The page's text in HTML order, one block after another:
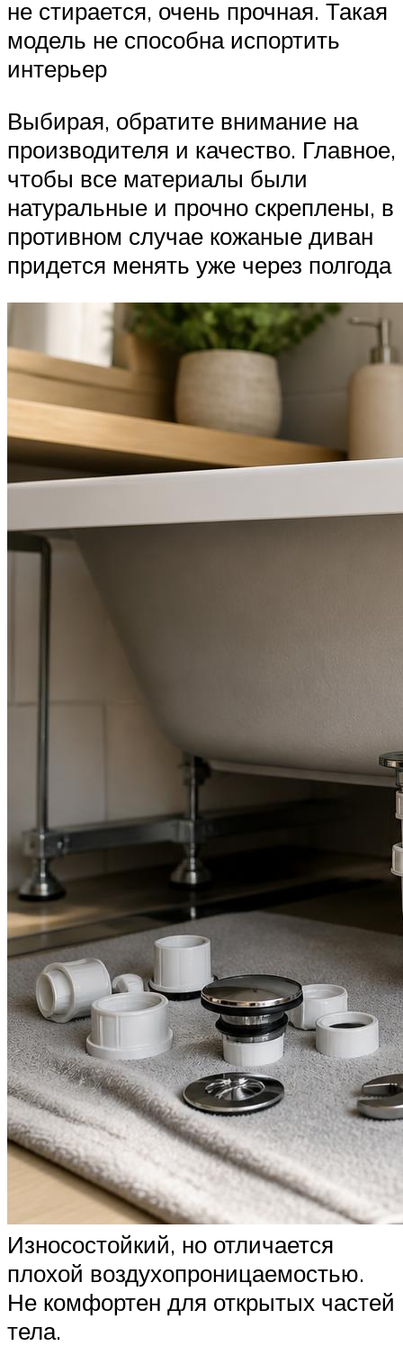
не стирается, очень прочная. Такая
модель не способна испортить
интерьер
Выбирая, обратите внимание на
производителя и качество. Главное,
чтобы все материалы были
натуральные и прочно скреплены, в
противном случае кожаные диван
придется менять уже через полгода
Износостойкий, но отличается
плохой воздухопроницаемостью.
Не комфортен для открытых частей
тела.